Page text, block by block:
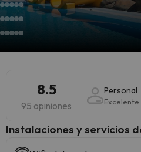
8.5
95 opiniones
Personal
Excelente
Instalaciones y servicios